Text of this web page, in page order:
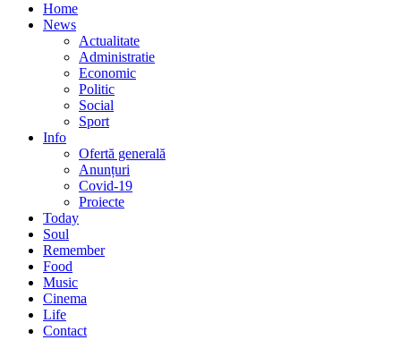
Home
News
Actualitate
Administratie
Economic
Politic
Social
Sport
Info
Ofertă generală
Anunțuri
Covid-19
Proiecte
Today
Soul
Remember
Food
Music
Cinema
Life
Contact